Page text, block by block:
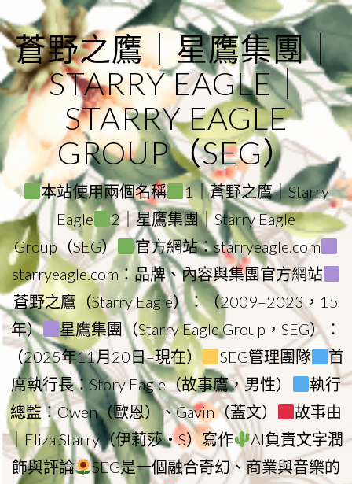
to
content
蒼野之鷹｜星鷹集團｜
STARRY EAGLE｜
STARRY EAGLE
GROUP（SEG）
本站使用兩個名稱
1｜蒼野之鷹｜Starry
Eagle
2｜星鷹集團｜Starry Eagle
Group（SEG）
官方網站：starryeagle.com
starryeagle.com：品牌、內容與集團官方網站
蒼野之鷹（Starry Eagle）：（2009–2023，15
年）
星鷹集團（Starry Eagle Group，SEG）：
（2025年11月20日–現在）
SEG管理團隊
首
席執行長：Story Eagle（故事鷹，男性）
執行
總監：Owen（歐恩）、Gavin（蓋文）
故事由
｜Eliza Starry（伊莉莎・S）寫作
AI負責文字潤
飾與評論
SEG是一個融合奇幻、商業與音樂的